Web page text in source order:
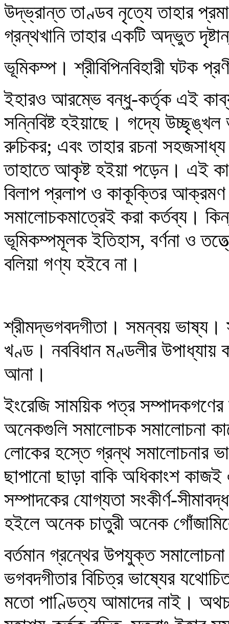
উদ্‌ভ্রান্ত তাণ্ডব নৃত্যে তাহার
গ্রন্থখানি তাহার একটি অদ্ভুত
ভূমিকম্প। শ্রীবিপিনবিহারী ঘটক
ইহারও আরম্ভে বন্ধু-কর্তৃক এই
সন্নিবিষ্ট হইয়াছে। গদ্যে
রুচিকর; এবং তাহার রচনা
তাহাতে আকৃষ্ট হইয়া পড়েন। এই
বিলাপ প্রলাপ ও কাকূক্তির আক্রমণ
সমালোচকমাত্রেই করা কর্তব্য।
ভূমিকম্পমূলক ইতিহাস, বর্ণনা ও
বলিয়া গণ্য হইবে না।
শ্রীমদ্ভগবদগীতা। সমন্বয়
খণ্ড। নববিধান মণ্ডলীর
আনা।
ইংরেজি সাময়িক পত্র সম্পাদকগণের
অনেকগুলি সমালোচক সমালোচনা
লোকের হস্তে গ্রন্থ সমালোচনার
ছাপানো ছাড়া বাকি অধিকাংশ
সম্পাদকের যোগ্যতা সংকীর্ণ-
হইলে অনেক চাতুরী অনেক
বর্তমান গ্রন্থের উপযুক্ত
ভগবদগীতার বিচিত্র ভাষ্যের
মতো পাণ্ডিত্য আমাদের নাই। অথচ